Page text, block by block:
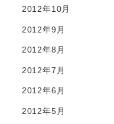
2012年10月
2012年9月
2012年8月
2012年7月
2012年6月
2012年5月